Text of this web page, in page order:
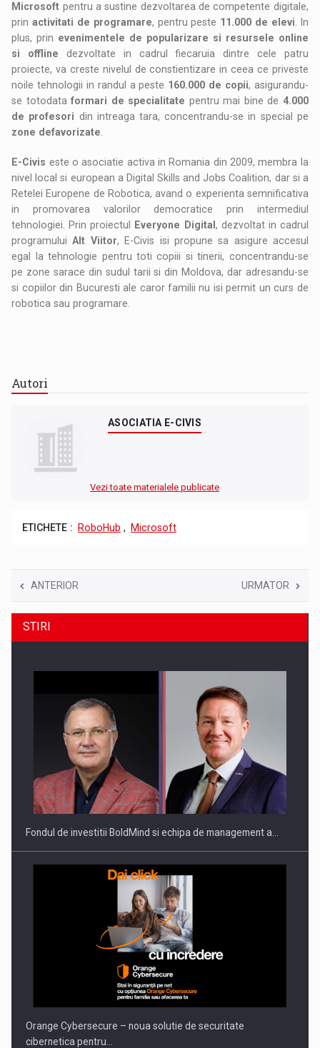
Microsoft pentru a sustine dezvoltarea de competente digitale,
prin activitati de programare, pentru peste 11.000 de elevi . In
plus, prin evenimentele de popularizare si resursele online
si offline dezvoltate in cadrul fiecaruia dintre cele patru
proiecte, va creste nivelul de constientizare in ceea ce priveste
noile tehnologii in randul a peste 160.000 de copii, asigurandu-
se totodataformari de specialitate pentru mai bine de 4.000
de profesori din intreaga tara, concentrandu-se in special pe
zone defavorizate
E-Civis este o asociatie activa in Romania din 2009, membra la
nivel local si european a Digital Skills and Jobs Coalition, dar si a
Retelei Europene de Robotica, avand o experienta semnificativa
in promovarea valorilor democratice prin intermediul
tehnologiei. Prin proiectul
Everyone Digital , dezvoltat in cadrul
programuluiAlt Viitor, E-Civis isi propune sa asigure accesul
egal la tehnologie pentru toti copiii si tinerii, concentrandu-se
pe zone sarace din sudul tarii si din Moldova, dar adresandu-se
si copiilor din Bucuresti ale caror familii nu isi permit un curs de
robotica sau programare.
Autori
ASOCIATIA E-CIVIS
Vezi toate materialele publicate
ETICHETE : RoboHub , Microsoft
ANTERIOR URMATOR
STIRI
Fondul de investitii BoldMind si echipa de management a…
Orange Cybersecure – noua solutie de securitate
cibernetica pentru…